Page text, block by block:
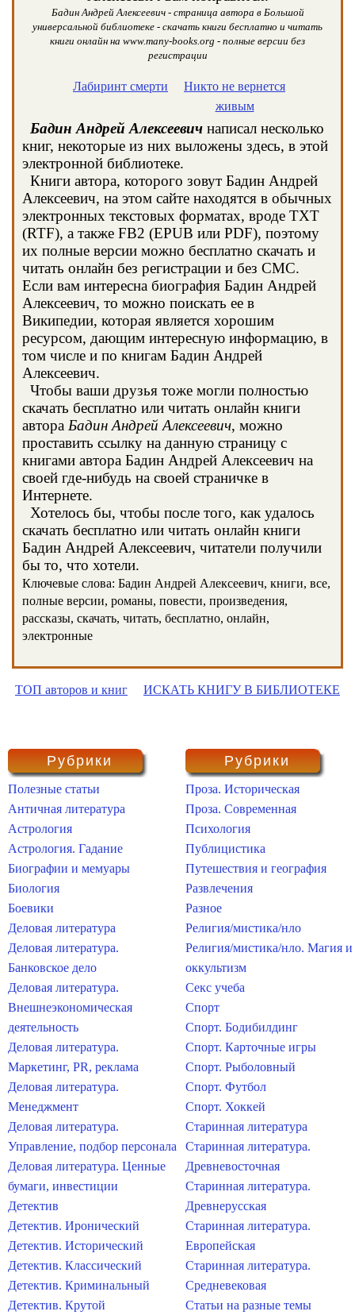
Бадин Андрей Алексеевич - страница автора в Большой
универсальной библиотеке - скачать книги бесплатно и читать
книги онлайн на www.many-books.org - полные версии без
регистрации
Лабиринт смерти
Никто не вернется
живым
Бадин Андрей Алексеевич написал несколько
книг, некоторые из них выложены здесь, в этой
электронной библиотеке.
Книги автора, которого зовут Бадин Андрей
Алексеевич, на этом сайте находятся в обычных
электронных текстовых форматах, вроде TXT
(RTF), а также FB2 (EPUB или PDF), поэтому
их полные версии можно бесплатно скачать и
читать онлайн без регистрации и без СМС.
Если вам интересна биография Бадин Андрей
Алексеевич, то можно поискать ее в
Википедии, которая является хорошим
ресурсом, дающим интересную информацию, в
том числе и по книгам Бадин Андрей
Алексеевич.
Чтобы ваши друзья тоже могли полностью
скачать бесплатно или читать онлайн книги
автора Бадин Андрей Алексеевич, можно
проставить ссылку на данную страницу с
книгами автора Бадин Андрей Алексеевич на
своей где-нибудь на своей страничке в
Интернете.
Хотелось бы, чтобы после того, как удалось
скачать бесплатно или читать онлайн книги
Бадин Андрей Алексеевич, читатели получили
бы то, что хотели.
Ключевые слова: Бадин Андрей Алексеевич, книги, все,
полные версии, романы, повести, произведения,
рассказы, скачать, читать, бесплатно, онлайн,
электронные
ТОП авторов и книг ИСКАТЬ КНИГУ В БИБЛИОТЕКЕ
Рубрики
Полезные статьи
Античная литература
Астрология
Астрология. Гадание
Биографии и мемуары
Биология
Боевики
Деловая литература
Деловая литература.
Банковское дело
Деловая литература.
Внешнеэкономическая
деятельность
Деловая литература.
Маркетинг, PR, реклама
Деловая литература.
Менеджмент
Деловая литература.
Управление, подбор персонала
Деловая литература. Ценные
бумаги, инвестиции
Детектив
Детектив. Иронический
Детектив. Исторический
Детектив. Классический
Детектив. Криминальный
Детектив. Крутой
Рубрики
Проза. Историческая
Проза. Современная
Психология
Публицистика
Путешествия и география
Развлечения
Разное
Религия/мистика/нло
Религия/мистика/нло. Магия и
оккультизм
Секс учеба
Спорт
Спорт. Бодибилдинг
Спорт. Карточные игры
Спорт. Рыболовный
Спорт. Футбол
Спорт. Хоккей
Старинная литература
Старинная литература.
Древневосточная
Старинная литература.
Древнерусская
Старинная литература.
Европейская
Старинная литература.
Средневековая
Статьи на разные темы